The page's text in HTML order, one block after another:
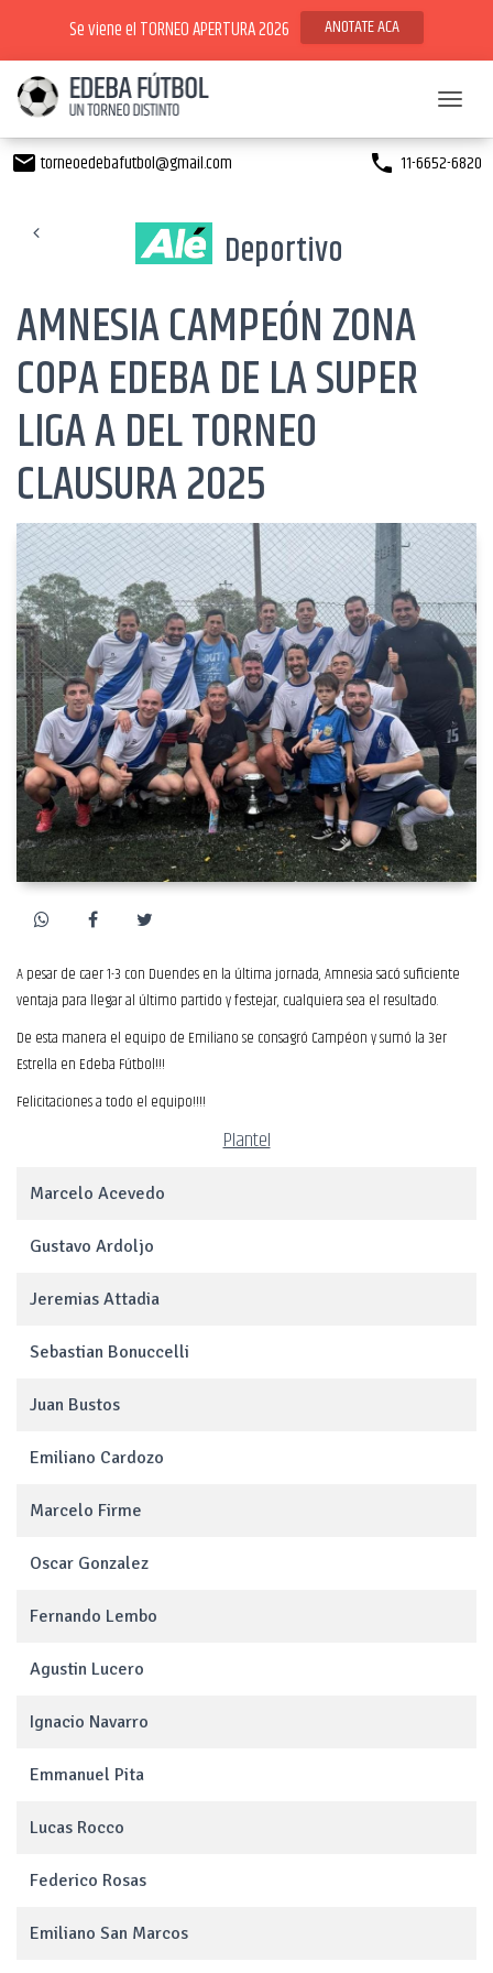
Se viene el TORNEO APERTURA 2026 ANOTATE ACA
emailtorneoedebafutbol@gmail.com phone 11-6652-6820
Deportivo
AMNESIA CAMPEÓN ZONA
COPA EDEBA DE LA SUPER
LIGA A DEL TORNEO
CLAUSURA 2025
A pesar de caer 1-3 con Duendes en la última jornada, Amnesia sacó suficiente
ventaja para llegar al último partido y festejar, cualquiera sea el resultado.
De esta manera el equipo de Emiliano se consagró Campéon y sumó la 3er
Estrella en Edeba Fútbol!!!
Felicitaciones a todo el equipo!!!!
Plantel
Marcelo Acevedo
Gustavo Ardoljo
Jeremias Attadia
Sebastian Bonuccelli
Juan Bustos
Emiliano Cardozo
Marcelo Firme
Oscar Gonzalez
Fernando Lembo
Agustin Lucero
Ignacio Navarro
Emmanuel Pita
Lucas Rocco
Federico Rosas
Emiliano San Marcos